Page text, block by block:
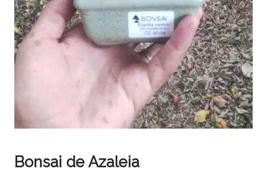
Bonsai de Azaleia